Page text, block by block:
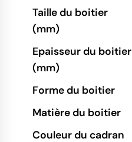
Taille du boitier
(mm)
Epaisseur du boitier
(mm)
Forme du boitier
Matière du boitier
Couleur du cadran